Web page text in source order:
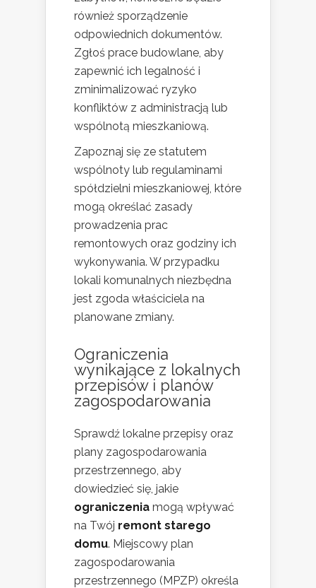
również sporządzenie
odpowiednich dokumentów.
Zgłoś prace budowlane, aby
zapewnić ich legalność i
zminimalizować ryzyko
konfliktów z administracją lub
wspólnotą mieszkaniową.
Zapoznaj się ze statutem
wspólnoty lub regulaminami
spółdzielni mieszkaniowej, które
mogą określać zasady
prowadzenia prac
remontowych oraz godziny ich
wykonywania. W przypadku
lokali komunalnych niezbędna
jest zgoda właściciela na
planowane zmiany.
Ograniczenia
wynikające z lokalnych
przepisów i planów
zagospodarowania
Sprawdź lokalne przepisy oraz
plany zagospodarowania
przestrzennego, aby
dowiedzieć się, jakie
ograniczenia mogą wpływać
na Twój remont starego
domu. Miejscowy plan
zagospodarowania
przestrzennego (MPZP) określa